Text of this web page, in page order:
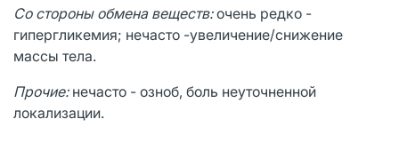
Со стороны обмена веществ:очень редко -
гипергликемия; нечасто -увеличение/снижение
массы тела.
Прочие:нечасто - озноб, боль неуточненной
локализации.